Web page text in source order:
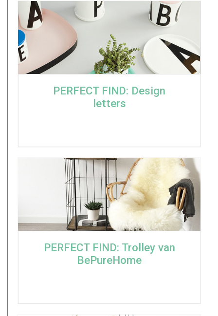
PERFECT FIND: Design
letters
PERFECT FIND: Trolley van
BePureHome